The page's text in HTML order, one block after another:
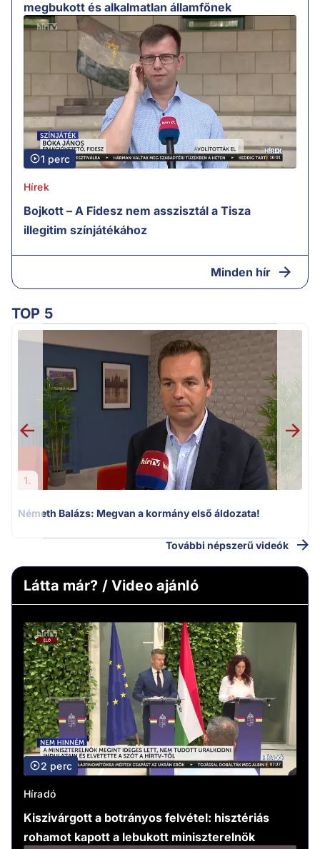
megbukott és alkalmatlan államfőnek
1 perc
Hírek
Bojkott – A Fidesz nem asszisztál a Tisza
illegitim színjátékához
Minden hír
TOP 5
1.
Németh Balázs: Megvan a kormány első áldozata!
További népszerű videók
Látta már? / Video ajánló
2 perc
Híradó
Kiszivárgott a botrányos felvétel: hisztériás
rohamot kapott a lebukott miniszterelnök